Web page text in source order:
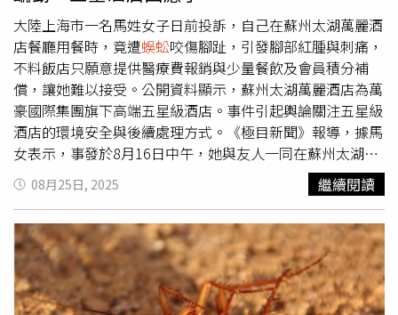
反芻」既有內容，並非創造，「這就像1條由資訊內容組成
的人形蜈蚣（Human Centipede of content），後面的人
毫無思考地吞下前面大出來的東西，而前面的人則一邊消
費、一邊大笑。」事實上，這並非薩爾達首次對AI議題表達
憂慮。早在2023年「演員工會—美國電視和廣播藝人聯合
會」（SAG-AFTRA）罷工期間，她就曾公開批評AI生成影像
對演員權益的侵害，特別是那些已逝藝人的形象被「未經同
意的使用」。當時的她指出：「多年來，我親眼見證許多人
想訓練AI模型，去重建那些已無法表達意見的演員，例如我
的父親。這不是假設，而是正在發生的真實現象。」她還形
容AI版羅賓威廉斯是「令人極度不安的存在」，即使在最好
的情況下，也不過是對偉大人物的「拙劣模仿」；而在最壞
的情況下，則是「駭人聽聞的科學怪人式怪物
（Frankensteinian monster）。」
大陸上海市一名馬姓女子日前投訴，自己在蘇州太湖萬麗酒
店餐廳用餐時，竟遭蜈蚣咬傷腳趾，引發腳部紅腫與刺痛，
不料飯店只願意提供醫療費報銷與少量餐飲及會員積分補
償，讓她難以接受。公開資料顯示，蘇州太湖萬麗酒店為萬
豪國際集團旗下高端五星級酒店。事件引起輿論關注五星級
酒店的環境安全與後續處理方式。《極目新聞》報導，據馬
女表示，事發於8月16日中午，她與友人一同在蘇州太湖萬
麗酒店用餐，期間突然感覺腳部劇烈刺痛。她低頭查看後發
現，一條有眾多足的蟲子正在腳上蠕動，嚇得她當場驚叫，
並立即求助同行友人。餐廳工作人員聽見異常聲響後趕到現
場，將蟲子處理掉。馬女腳趾隨即出現紅腫及持續擴散的刺
痛感，經友人辨識，咬傷她的是一條約4公分長的蜈蚣。隨
後她被送往附近醫院接受治療，酒店一名禮賓部員工亦陪同
就診。根據醫院病歷記錄，醫師診斷馬女士為「腳部水腫，
08月25日, 2025 繼續閱讀